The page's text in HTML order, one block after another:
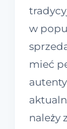
w
mieć
należy